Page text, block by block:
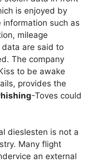
is enjoyed by
such as
mileage
data are said to
The company
to be awake
provides the
-Toves could
dieslesten is not a
Many flight
an external